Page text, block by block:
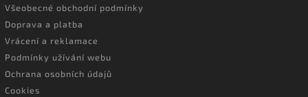
Všeobecné obchodní podmínky
Doprava a platba
Vrácení a reklamace
Podmínky užívání webu
Ochrana osobních údajů
Cookies